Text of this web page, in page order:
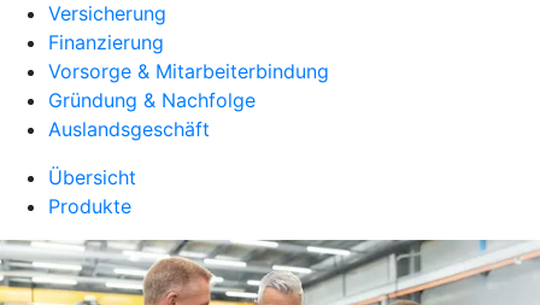
Versicherung
Finanzierung
Vorsorge & Mitarbeiterbindung
Gründung & Nachfolge
Auslandsgeschäft
Übersicht
Produkte